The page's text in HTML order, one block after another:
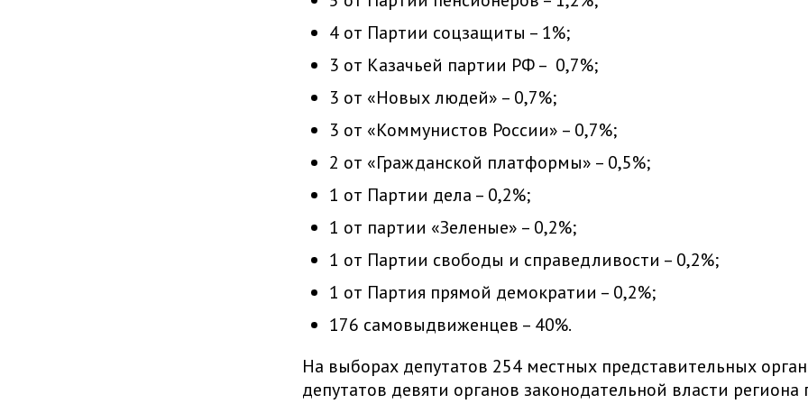
4 от Партии соцзащиты – 1%;
3 от Казачьей партии РФ – 0,7%;
3 от «Новых людей» – 0,7%;
3 от «Коммунистов России» – 0,7%;
2 от «Гражданской платформы» – 0,5%;
1 от Партии дела – 0,2%;
1 от партии «Зеленые» – 0,2%;
1 от Партии свободы и справедливости – 0,2%;
1 от Партия прямой демократии – 0,2%;
176 самовыдвиженцев – 40%.
На выборах депутатов 254 местных представительных
депутатов девяти органов законодательной власти региона